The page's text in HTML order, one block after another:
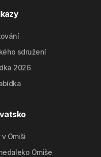
sdružení
2026
Omiši
Omiše